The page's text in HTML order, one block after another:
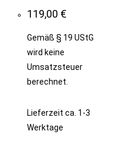
119,00 €
Gemäß § 19 UStG
wird keine
Umsatzsteuer
berechnet.
Lieferzeit ca. 1-3
Werktage